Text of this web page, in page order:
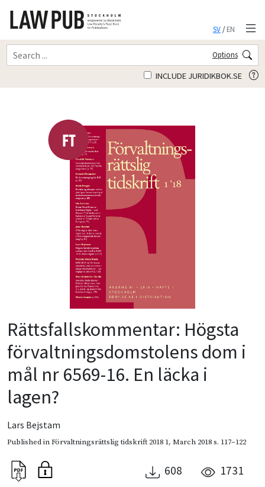
SV/EN
Options
INCLUDE JURIDIKBOK.SE
Rättsfallskommentar: Högsta
förvaltningsdomstolens dom i
mål nr 6569-16. En läcka i
lagen?
Lars Bejstam
Published inFörvaltningsrättslig tidskrift 2018 1, March 2018s. 117–122
608 1731